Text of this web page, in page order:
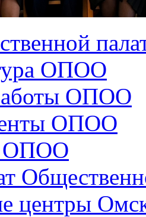
ОПОО
ОПОО
ОПОО
ОПОО
центры